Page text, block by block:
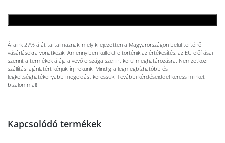
Áraink 27% áfát tartalmaznak, mely kifejezetten a Magyarországon belül történő
vásárlásokra vonatkozik. Amennyiben külföldre történik az értékesítés, az EU előírásai
szerint a termékek áfája a vevő országa szerint kerül meghatározásra. Nemzetközi
szállítási ajánlatért kérjük, írj nekünk. Mindig a legmegbízhatóbb és
legköltséghatékonyabb megoldást keressük. További kérdéseiddel keress minket
bizalommal!
Kapcsolódó termékek